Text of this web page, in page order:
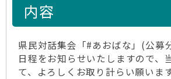
内容
県民対話集会「#あおばな」(公募
日程をお知らせいたしますので、
て、よろしくお取り計らい願います